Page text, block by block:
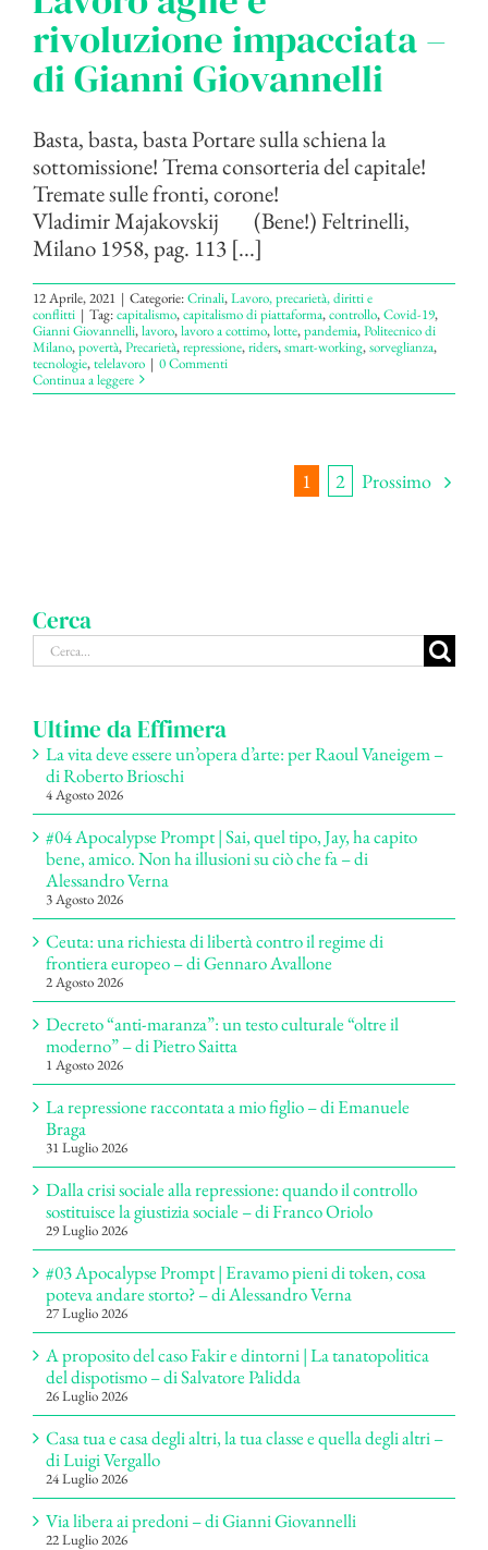
rivoluzione impacciata –
di Gianni Giovannelli
Basta, basta, basta Portare sulla schiena la
sottomissione! Trema consorteria del capitale!
Tremate sulle fronti, corone!
Vladimir Majakovskij (Bene!) Feltrinelli,
Milano 1958, pag. 113 [...]
12 Aprile, 2021 | Categorie:Crinali,Lavoro, precarietà, diritti e
conflitti | Tag:capitalismo,capitalismo di piattaforma,controllo,Covid-19,
Gianni Giovannelli,lavoro,lavoro a cottimo,lotte,pandemia,Politecnico di
Milano,povertà,Precarietà,repressione,riders,smart-working,sorveglianza,
tecnologie,telelavoro | 0 Commenti
Continua a leggere
1 2 Prossimo
Cerca
Cerca
per:
Ultime da Effimera
La vita deve essere un’opera d’arte: per Raoul Vaneigem –
di Roberto Brioschi
4 Agosto 2026
#04 Apocalypse Prompt | Sai, quel tipo, Jay, ha capito
bene, amico. Non ha illusioni su ciò che fa – di
Alessandro Verna
3 Agosto 2026
Ceuta: una richiesta di libertà contro il regime di
frontiera europeo – di Gennaro Avallone
2 Agosto 2026
Decreto “anti-maranza”: un testo culturale “oltre il
moderno” – di Pietro Saitta
1 Agosto 2026
La repressione raccontata a mio figlio – di Emanuele
Braga
31 Luglio 2026
Dalla crisi sociale alla repressione: quando il controllo
sostituisce la giustizia sociale – di Franco Oriolo
29 Luglio 2026
#03 Apocalypse Prompt | Eravamo pieni di token, cosa
poteva andare storto? – di Alessandro Verna
27 Luglio 2026
A proposito del caso Fakir e dintorni | La tanatopolitica
del dispotismo – di Salvatore Palidda
26 Luglio 2026
Casa tua e casa degli altri, la tua classe e quella degli altri –
di Luigi Vergallo
24 Luglio 2026
Via libera ai predoni – di Gianni Giovannelli
22 Luglio 2026